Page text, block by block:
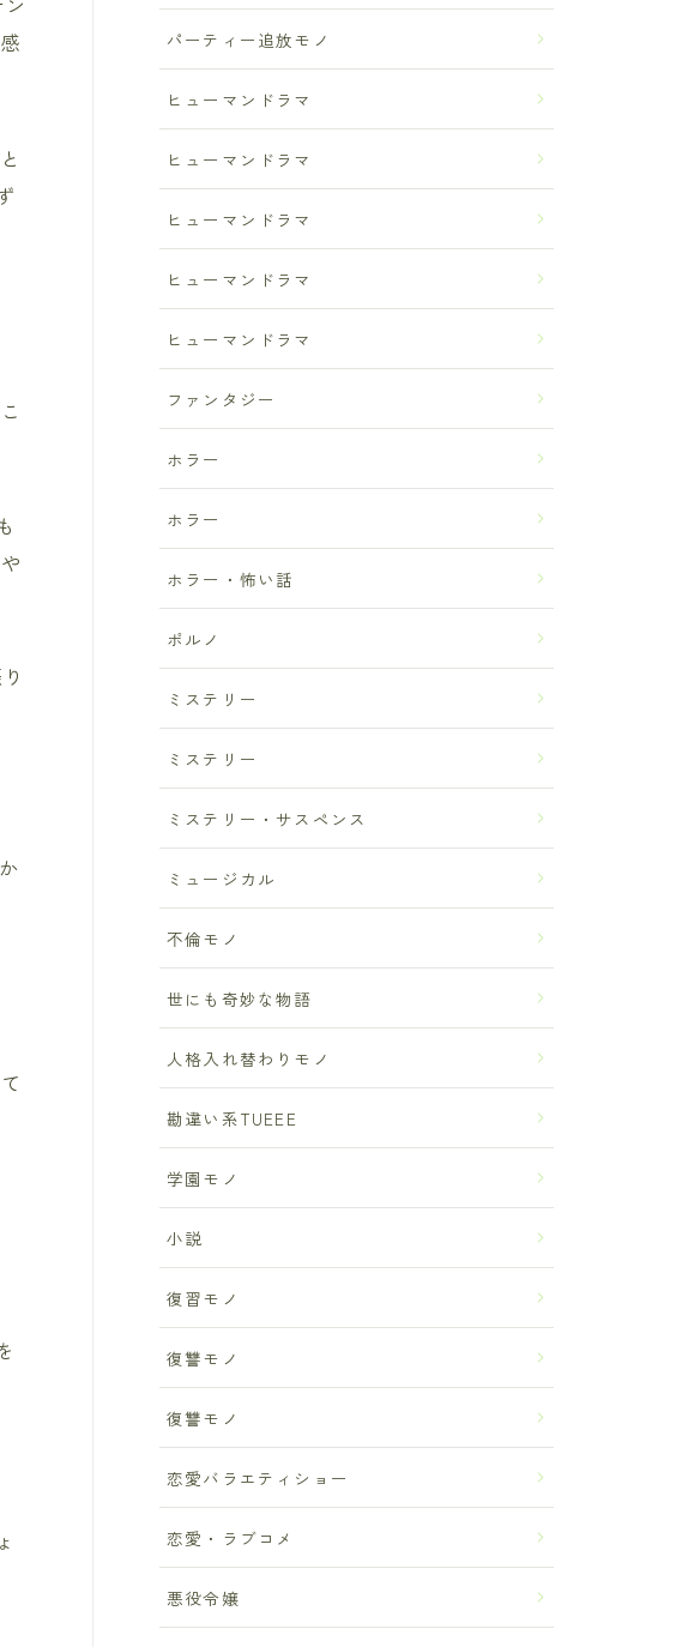
パーティー追放モノ
ヒューマンドラマ
ヒューマンドラマ
ヒューマンドラマ
ヒューマンドラマ
ヒューマンドラマ
ファンタジー
ホラー
ホラー
ホラー・怖い話
ポルノ
ミステリー
ミステリー
ミステリー・サスペンス
ミュージカル
不倫モノ
世にも奇妙な物語
人格入れ替わりモノ
勘違い系TUEEE
学園モノ
小説
復習モノ
復讐モノ
復讐モノ
恋愛バラエティショー
恋愛・ラブコメ
悪役令嬢